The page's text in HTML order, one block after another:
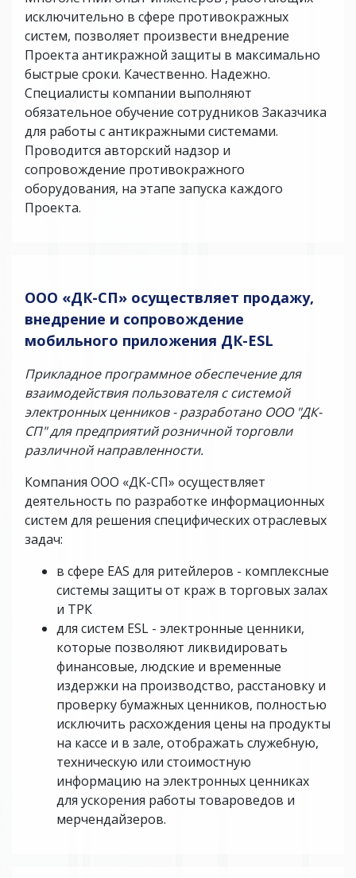
исключительно в сфере противокражных
систем, позволяет произвести внедрение
Проекта антикражной защиты в максимально
быстрые сроки. Качественно. Надежно.
Специалисты компании выполняют
обязательное обучение сотрудников Заказчика
для работы с антикражными системами.
Проводится авторский надзор и
сопровождение противокражного
оборудования, на этапе запуска каждого
Проекта.
ООО «ДК-СП» осуществляет продажу,
внедрение и сопровождение
мобильного приложения ДК-ESL
Прикладное программное обеспечение для
взаимодействия пользователя с системой
электронных ценников - разработано ООО "ДК-
СП" для предприятий розничной торговли
различной направленности.
Компания ООО «ДК-СП» осуществляет
деятельность по разработке информационных
систем для решения специфических отраслевых
задач:
в сфере ЕAS для ритейлеров - комплексные
системы защиты от краж в торговых залах
и ТРК
для систем ESL - электронные ценники,
которые позволяют ликвидировать
финансовые, людские и временные
издержки на производство, расстановку и
проверку бумажных ценников, полностью
исключить расхождения цены на продукты
на кассе и в зале, отображать служебную,
техническую или стоимостную
информацию на электронных ценниках
для ускорения работы товароведов и
мерчендайзеров.